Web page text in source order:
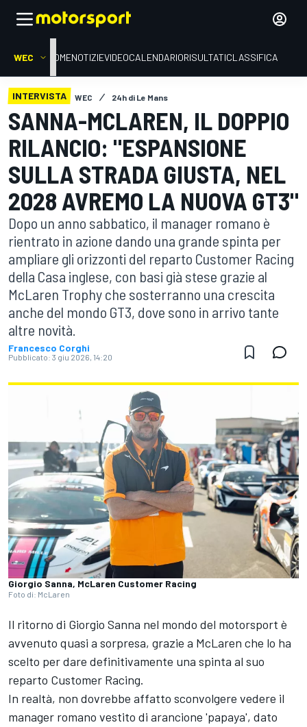
WEC HOMENOTIZIEVIDEOCALENDARIORISULTATICLASSIFICA
INTERVISTA WEC 24h di Le Mans
SANNA-MCLAREN, IL DOPPIO
RILANCIO: "ESPANSIONE
SULLA STRADA GIUSTA, NEL
2028 AVREMO LA NUOVA GT3"
Dopo un anno sabbatico, il manager romano è
rientrato in azione dando una grande spinta per
ampliare gli orizzonti del reparto Customer Racing
della Casa inglese, con basi già stese grazie al
McLaren Trophy che sosterranno una crescita
anche del mondo GT3, dove sono in arrivo tante
altre novità.
Francesco Corghi
Pubblicato: 3 giu 2026, 14:20
Giorgio Sanna, McLaren Customer Racing
Foto di: McLaren
Il ritorno di Giorgio Sanna nel mondo del motorsport è
avvenuto quasi a sorpresa, grazie a McLaren che lo ha
scelto per dare definitivamente una spinta al suo
reparto Customer Racing.
In realtà, non dovrebbe affatto sconvolgere vedere il
manager romano vestito di arancione 'papaya', dato